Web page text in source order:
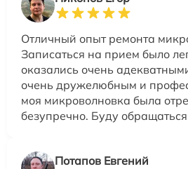
Отличный опыт ремонта
Записаться на прием было
оказались очень
очень дружелюбным и
моя микроволновка была
безупречно. Буду
Потапов Евгений